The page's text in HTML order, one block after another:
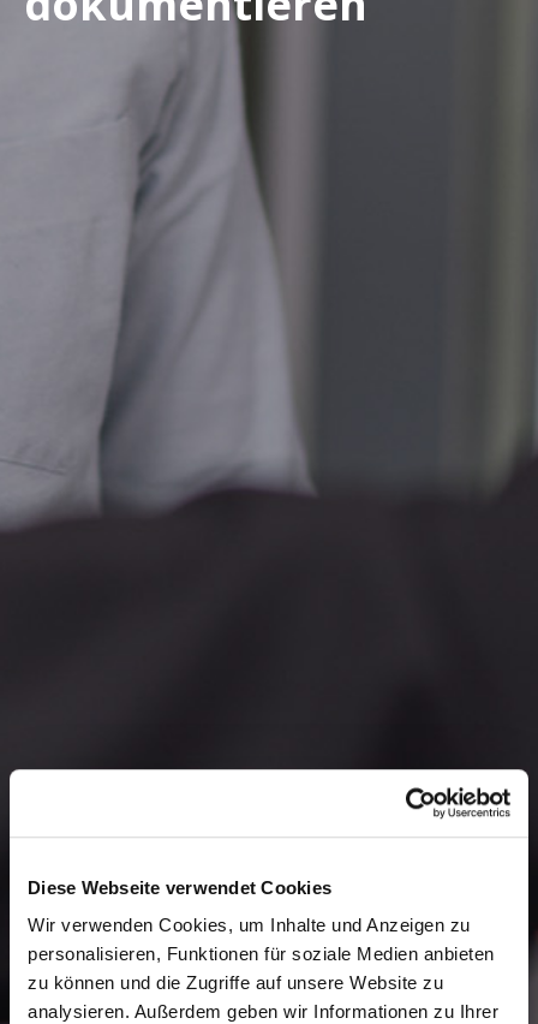
Diese Webseite verwendet Cookies
Wir verwenden Cookies, um Inhalte und Anzeigen zu
personalisieren, Funktionen für soziale Medien anbieten
zu können und die Zugriffe auf unsere Website zu
analysieren. Außerdem geben wir Informationen zu Ihrer